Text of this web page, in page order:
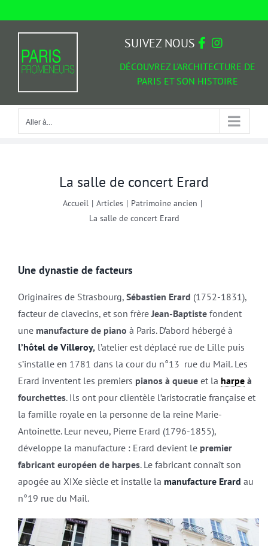
Aller à...
DÉCOUVREZ L'ARCHITECTURE DE
PARIS ET SON HISTOIRE
SUIVEZ NOUS
Aller à...
La salle de concert Erard
Accueil | Articles | Patrimoine ancien |
La salle de concert Erard
Une dynastie de facteurs
Originaires de Strasbourg, Sébastien Erard (1752-1831),
facteur de clavecins, et son frèreJean-Baptistefondent
une manufacture de piano à Paris. D’abord hébergé à
l’hôtel de Villeroy,l’atelier est déplacé rue de Lille puis
s’installe en 1781 dans la cour du n°13 rue du Mail. Les
Erard inventent les premiers pianos à queueet la harpeà
fourchettes. Ils ont pour clientèle l’aristocratie française et
la famille royale en la personne de la reine Marie-
Antoinette. Leur neveu, Pierre Erard (1796-1855),
développe la manufacture : Erard devient le premier
fabricant européen de harpes. Le fabricant connaît son
apogée au XIXe siècle et installe la manufacture Erard au
n°19 rue du Mail.